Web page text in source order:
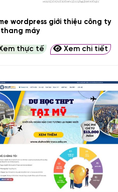
wordpress giới thiệu công ty
máy
thực tế Xem chi tiết